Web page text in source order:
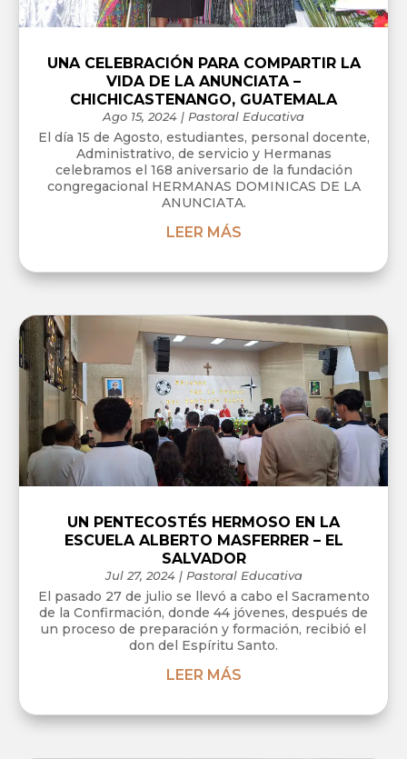
UNA CELEBRACIÓN PARA COMPARTIR LA
VIDA DE LA ANUNCIATA –
CHICHICASTENANGO, GUATEMALA
Ago 15, 2024 | Pastoral Educativa
El día 15 de Agosto, estudiantes, personal docente,
Administrativo, de servicio y Hermanas
celebramos el 168 aniversario de la fundación
congregacional HERMANAS DOMINICAS DE LA
ANUNCIATA.
LEER MÁS
UN PENTECOSTÉS HERMOSO EN LA
ESCUELA ALBERTO MASFERRER – EL
SALVADOR
Jul 27, 2024| Pastoral Educativa
El pasado 27 de julio se llevó a cabo el Sacramento
de la Confirmación, donde 44 jóvenes, después de
un proceso de preparación y formación, recibió el
don del Espíritu Santo.
LEER MÁS